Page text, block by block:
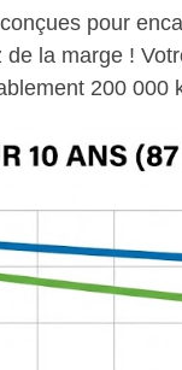
pour
la marge !
200 000